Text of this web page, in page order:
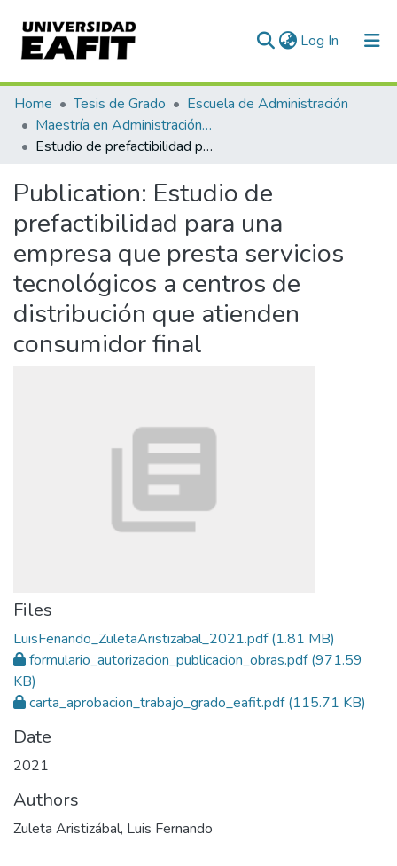
Log In (current)
Communities & Collections
All of DSpace
Home Tesis de Grado
Escuela de Administración
Maestría en Administración - MBA (tesis)
Estudio de prefactibilidad para una empresa que presta servicios tecnológicos a centros de distribución que atienden consumidor final
Publication: Estudio de
prefactibilidad para una
empresa que presta servicios
tecnológicos a centros de
distribución que atienden
consumidor final
Files
LuisFenando_ZuletaAristizabal_2021.pdf(1.81 MB)
formulario_autorizacion_publicacion_obras.pdf(971.59
KB)
carta_aprobacion_trabajo_grado_eafit.pdf(115.71 KB)
Date
2021
Authors
Zuleta Aristizábal, Luis Fernando